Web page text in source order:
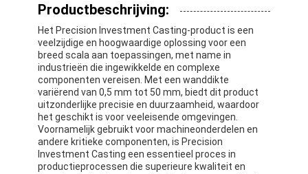
Productbeschrijving:
Het Precision Investment Casting-product is een
veelzijdige en hoogwaardige oplossing voor een
breed scala aan toepassingen, met name in
industrieën die ingewikkelde en complexe
componenten vereisen. Met een wanddikte
variërend van 0,5 mm tot 50 mm, biedt dit product
uitzonderlijke precisie en duurzaamheid, waardoor
het geschikt is voor veeleisende omgevingen.
Voornamelijk gebruikt voor machineonderdelen en
andere kritieke componenten, is Precision
Investment Casting een essentieel proces in
productieprocessen die superieure kwaliteit en